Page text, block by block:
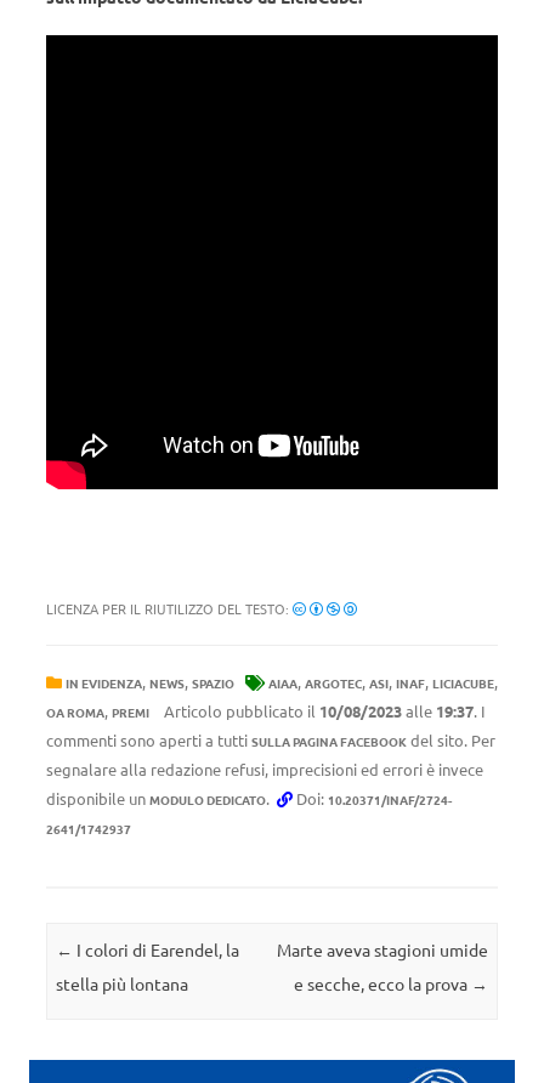
LICENZA PER IL RIUTILIZZO DEL TESTO:
IN EVIDENZA, NEWS, SPAZIO AIAA, ARGOTEC, ASI, INAF, LICIACUBE,
OA ROMA, PREMI Articolo pubblicato il 10/08/2023alle 19:37. I
commenti sono aperti a tutti SULLA PAGINA FACEBOOK del sito. Per
segnalare alla redazione refusi, imprecisioni ed errori è invece
disponibile un MODULO DEDICATO. Doi: 10.20371/INAF/2724-
2641/1742937
Navigazione articolo
← I colori di Earendel, la
stella più lontana
Marte aveva stagioni umide
e secche, ecco la prova →